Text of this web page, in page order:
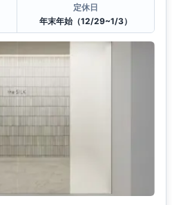
定休日
年末年始（12/29~1/3）